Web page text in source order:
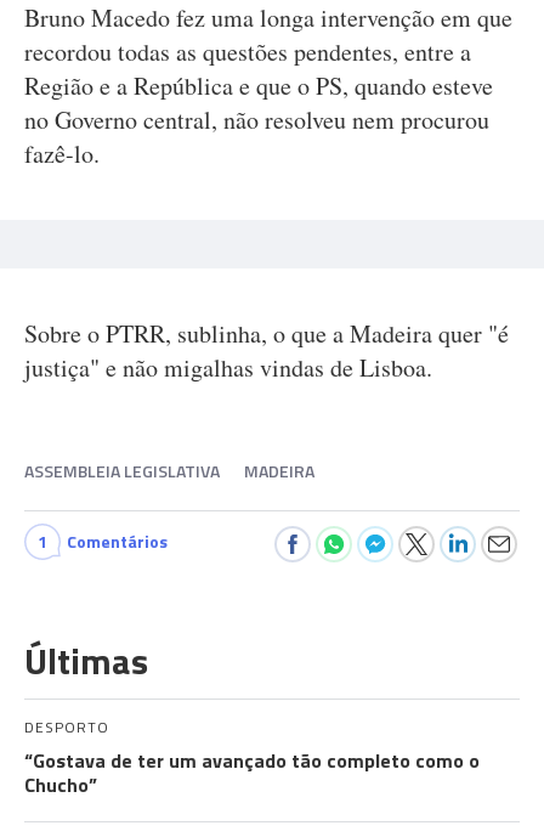
Bruno Macedo fez uma longa intervenção em que
recordou todas as questões pendentes, entre a
Região e a República e que o PS, quando esteve
no Governo central, não resolveu nem procurou
fazê-lo.
Sobre o PTRR, sublinha, o que a Madeira quer "é
justiça" e não migalhas vindas de Lisboa.
ASSEMBLEIA LEGISLATIVA MADEIRA
1 Comentários
Últimas
DESPORTO
“Gostava de ter um avançado tão completo como o
Chucho”